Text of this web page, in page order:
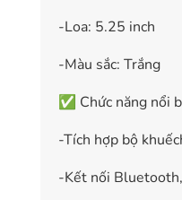
-Loa: 5.25 inch
-Màu sắc: Trắng
✅ Chức năng nổi
-Tích hợp bộ
-Kết nối